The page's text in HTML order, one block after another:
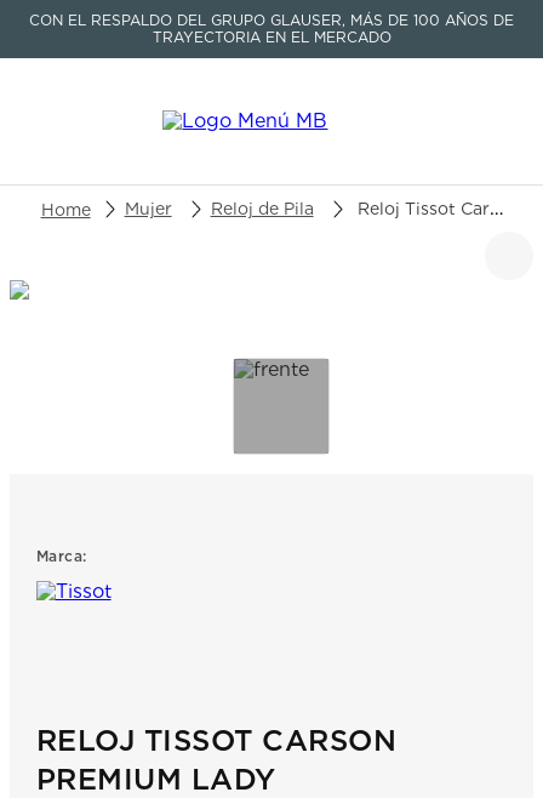
CON EL RESPALDO DEL GRUPO GLAUSER, MÁS DE 100 AÑOS DE
TRAYECTORIA EN EL MERCADO
Buscar un producto o artículo
Mujer Reloj de Pila Reloj Tissot Carson Premium Lady T122.210.22.033.00
Marca:
RELOJ TISSOT CARSON
PREMIUM LADY